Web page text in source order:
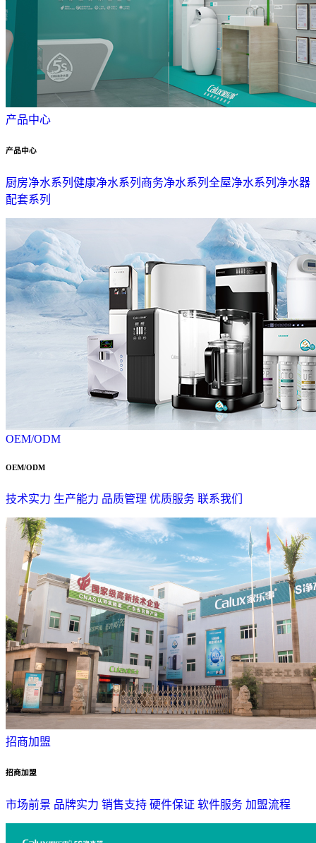
产品中心
产品中心
厨房净水系列 健康净水系列 商务净水系列 全屋净水系列 净水器
配套系列
OEM/ODM
OEM/ODM
技术实力 生产能力 品质管理 优质服务 联系我们
招商加盟
招商加盟
市场前景 品牌实力 销售支持 硬件保证 软件服务 加盟流程